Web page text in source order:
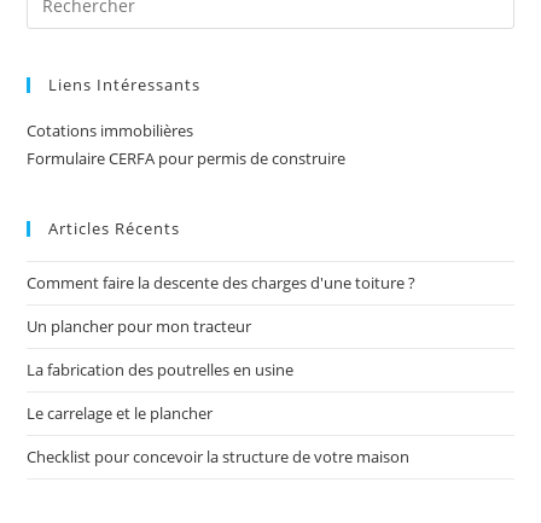
Liens Intéressants
Cotations immobilières
Formulaire CERFA pour permis de construire
Articles Récents
Comment faire la descente des charges d'une toiture ?
Un plancher pour mon tracteur
La fabrication des poutrelles en usine
Le carrelage et le plancher
Checklist pour concevoir la structure de votre maison